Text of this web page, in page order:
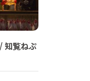
覧ねぷ